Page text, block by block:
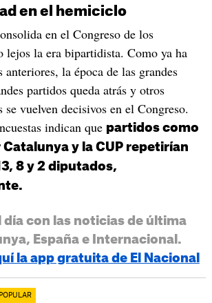
en el hemiciclo
en el Congreso de los
lejos la era bipartidista. Como ya ha
anteriores, la época de las grandes
partidos queda atrás y otros
vuelven decisivos en el Congreso.
indican que partidos como
Catalunya y la CUP repetirían
8 y 2 diputados,
día con las noticias de última
España e Internacional.
la app gratuita de El Nacional